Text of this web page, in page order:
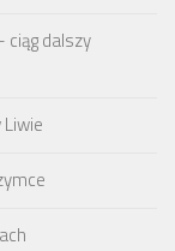
ciąg dalszy